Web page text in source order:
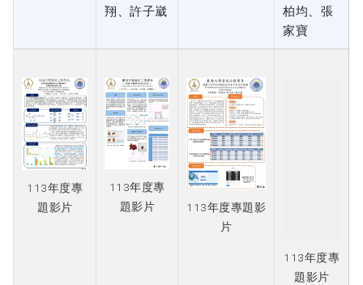
翔、許子崴
柏均、張
家寶
113年度專
題影片
113年度專
題影片
113年度專題影
片